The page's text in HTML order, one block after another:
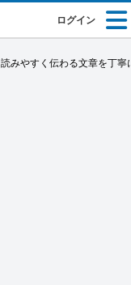
ログイン
読みやすく伝わる文章を丁寧